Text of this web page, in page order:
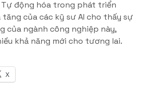
động hóa trong phát triển
tăng của các kỹ sư AI cho thấy sự
của ngành công nghiệp này,
khả năng mới cho tương lai.
X